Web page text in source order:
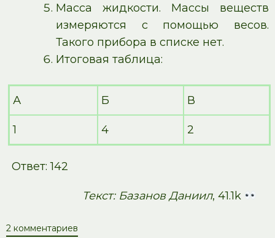
Масса жидкости. Массы веществ
измеряются с помощью весов.
Такого прибора в списке нет.
Итоговая таблица:
А Б В
1 4 2
Ответ: 142
Текст: Базанов Даниил, 41.1k
2 комментариев